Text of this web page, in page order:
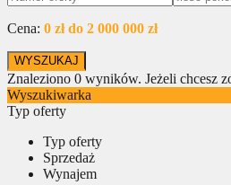
Cena: 0 zł do 2 000 000 zł
Znaleziono 0 wyników. Jeżeli chcesz
Wyszukiwarka
Typ oferty
Typ oferty
Sprzedaż
Wynajem